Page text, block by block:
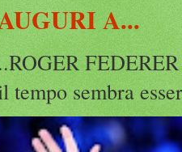
A...
tempo sembra